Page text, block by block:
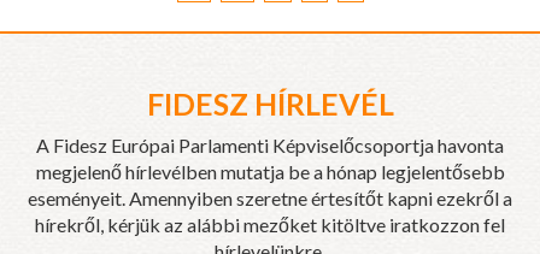
FIDESZ HÍRLEVÉL
A Fidesz Európai Parlamenti Képviselőcsoportja havonta
megjelenő hírlevélben mutatja be a hónap legjelentősebb
eseményeit. Amennyiben szeretne értesítőt kapni ezekről a
hírekről, kérjük az alábbi mezőket kitöltve iratkozzon fel